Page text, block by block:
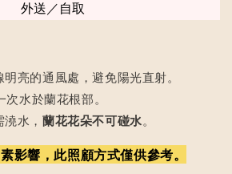
外送／自取
亮的通風處，避免陽光直射。
水於蘭花根部。
水， 蘭花花朵不可碰水。
影響，此照顧方式僅供參考。